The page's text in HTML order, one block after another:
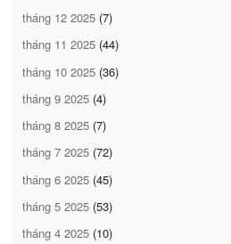
tháng 12 2025 (7)
tháng 11 2025 (44)
tháng 10 2025 (36)
tháng 9 2025 (4)
tháng 8 2025 (7)
tháng 7 2025 (72)
tháng 6 2025 (45)
tháng 5 2025 (53)
tháng 4 2025 (10)